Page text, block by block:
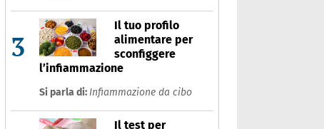
3
Il tuo profilo
alimentare per
sconfiggere
l’infiammazione
Si parla di: Infiammazione da cibo
Il test per